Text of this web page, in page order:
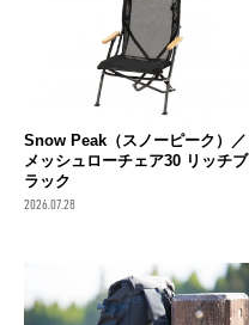
Snow Peak（スノーピーク）／
メッシュローチェア30 リッチブ
ラック
2026.07.28